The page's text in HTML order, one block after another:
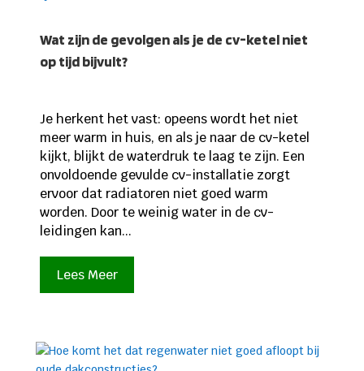
Wat zijn de gevolgen als je de cv-ketel niet
op tijd bijvult?
Je herkent het vast: opeens wordt het niet
meer warm in huis, en als je naar de cv-ketel
kijkt, blijkt de waterdruk te laag te zijn. Een
onvoldoende gevulde cv-installatie zorgt
ervoor dat radiatoren niet goed warm
worden. Door te weinig water in de cv-
leidingen kan...
Lees Meer